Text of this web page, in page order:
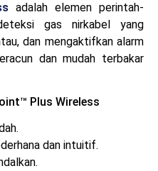
adalah elemen perintah-
gas nirkabel yang
dan mengaktifkan alarm
dan mudah terbakar
Plus Wireless
dan intuitif.